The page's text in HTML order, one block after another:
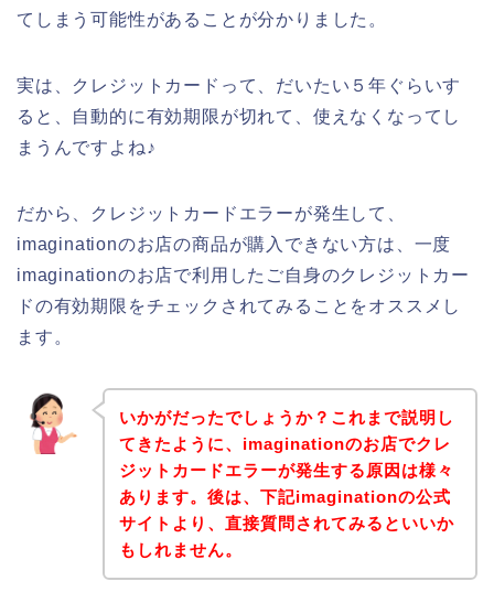
てしまう可能性があることが分かりました。
実は、クレジットカードって、だいたい５年ぐらいす
ると、自動的に有効期限が切れて、使えなくなってし
まうんですよね♪
だから、クレジットカードエラーが発生して、
imaginationのお店の商品が購入できない方は、一度
imaginationのお店で利用したご自身のクレジットカー
ドの有効期限をチェックされてみることをオススメし
ます。
いかがだったでしょうか？これまで説明し
てきたように、imaginationのお店でクレ
ジットカードエラーが発生する原因は様々
あります。後は、下記imaginationの公式
サイトより、直接質問されてみるといいか
もしれません。